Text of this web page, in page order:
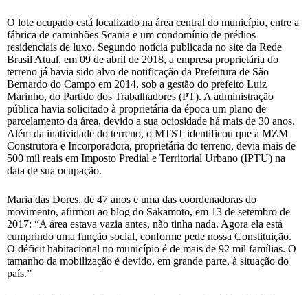
O lote ocupado está localizado na área central do município, entre a
fábrica de caminhões Scania e um condomínio de prédios
residenciais de luxo. Segundo notícia publicada no site da Rede
Brasil Atual, em 09 de abril de 2018, a empresa proprietária do
terreno já havia sido alvo de notificação da Prefeitura de São
Bernardo do Campo em 2014, sob a gestão do prefeito Luiz
Marinho, do Partido dos Trabalhadores (PT). A administração
pública havia solicitado à proprietária da época um plano de
parcelamento da área, devido a sua ociosidade há mais de 30 anos.
Além da inatividade do terreno, o MTST identificou que a MZM
Construtora e Incorporadora, proprietária do terreno, devia mais de
500 mil reais em Imposto Predial e Territorial Urbano (IPTU) na
data de sua ocupação.
Maria das Dores, de 47 anos e uma das coordenadoras do
movimento, afirmou ao blog do Sakamoto, em 13 de setembro de
2017: “A área estava vazia antes, não tinha nada. Agora ela está
cumprindo uma função social, conforme pede nossa Constituição.
O déficit habitacional no município é de mais de 92 mil famílias. O
tamanho da mobilização é devido, em grande parte, à situação do
país.”